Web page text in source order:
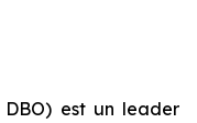
DBO) est un leader